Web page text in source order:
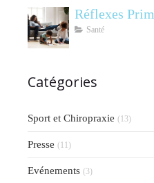
Réflexes
Santé
Catégories
Sport et Chiropraxie (13)
Presse (11)
Evénements (3)